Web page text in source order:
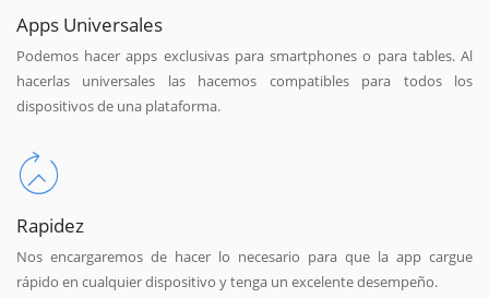
Apps Universales
Podemos hacer apps exclusivas para smartphones o para tables. Al
hacerlas universales las hacemos compatibles para todos los
dispositivos de una plataforma.
Rapidez
Nos encargaremos de hacer lo necesario para que la app cargue
rápido en cualquier dispositivo y tenga un excelente desempeño.